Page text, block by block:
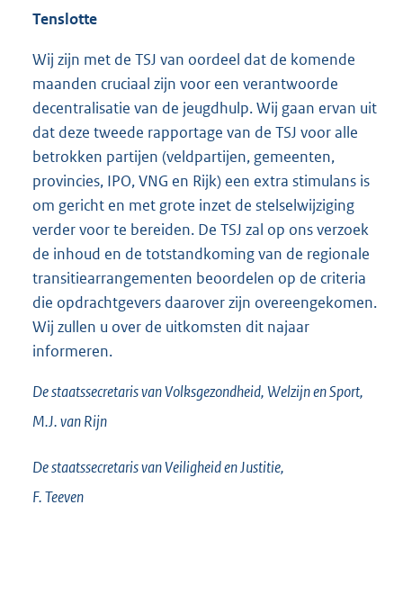
Tenslotte
Wij zijn met de TSJ van oordeel dat de komende
maanden cruciaal zijn voor een verantwoorde
decentralisatie van de jeugdhulp. Wij gaan ervan uit
dat deze tweede rapportage van de TSJ voor alle
betrokken partijen (veldpartijen, gemeenten,
provincies, IPO, VNG en Rijk) een extra stimulans is
om gericht en met grote inzet de stelselwijziging
verder voor te bereiden. De TSJ zal op ons verzoek
de inhoud en de totstandkoming van de regionale
transitiearrangementen beoordelen op de criteria
die opdrachtgevers daarover zijn overeengekomen.
Wij zullen u over de uitkomsten dit najaar
informeren.
De staatssecretaris van Volksgezondheid, Welzijn en Sport,
M.J. vanRijn
De staatssecretaris van Veiligheid en Justitie,
F.Teeven